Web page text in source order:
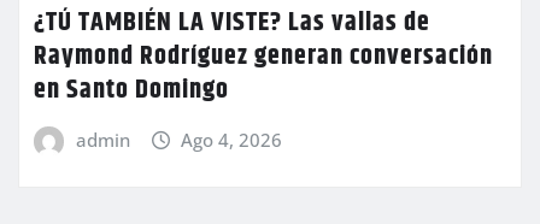
¿TÚ TAMBIÉN LA VISTE? Las vallas de
Raymond Rodríguez generan conversación
en Santo Domingo
admin Ago 4, 2026